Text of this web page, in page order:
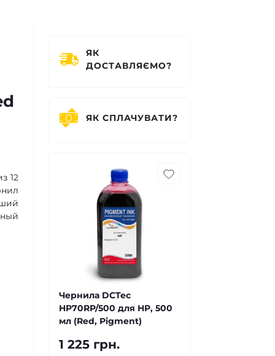
12
ЯК
ДОСТАВЛЯЄМО?
ЯК СПЛАЧУВАТИ?
Чернила DCTec
HP70RP/500 для HP, 500
мл (Red, Pigment)
1 225 грн.